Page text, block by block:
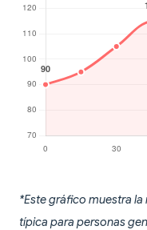
*Este gráfico muestra
típica para personas